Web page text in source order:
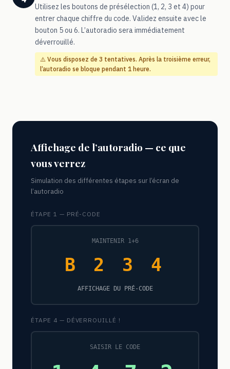
Utilisez les boutons de présélection (1, 2, 3 et 4) pour
entrer chaque chiffre du code. Validez ensuite avec le
bouton 5 ou 6. L’autoradio sera immédiatement
déverrouillé.
⚠️ Vous disposez de 3 tentatives. Après la troisième erreur,
l’autoradio se bloque pendant 1 heure.
Affichage de l’autoradio — ce que
vous verrez
Simulation des différentes étapes sur l’écran de
l’autoradio
ÉTAPE 1 — PRÉ-CODE
MAINTENIR 1+6
B 2 3 4
AFFICHAGE DU PRÉ-CODE
ÉTAPE 4 — DÉVERROUILLÉ !
SAISIR LE CODE